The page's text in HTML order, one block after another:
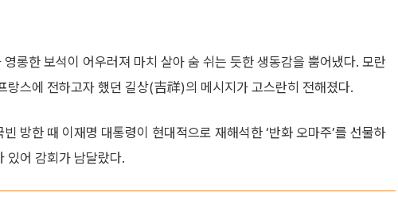
롱한 보석이 어우러져 마치 살아 숨 쉬는 듯한 생동감을 뿜어냈다. 모란
랑스에 전하고자 했던 길상(吉祥)의 메시지가 고스란히 전해졌다.
방한 때 이재명 대통령이 현대적으로 재해석한 ‘반화 오마주’를 선물하
있어 감회가 남달랐다.